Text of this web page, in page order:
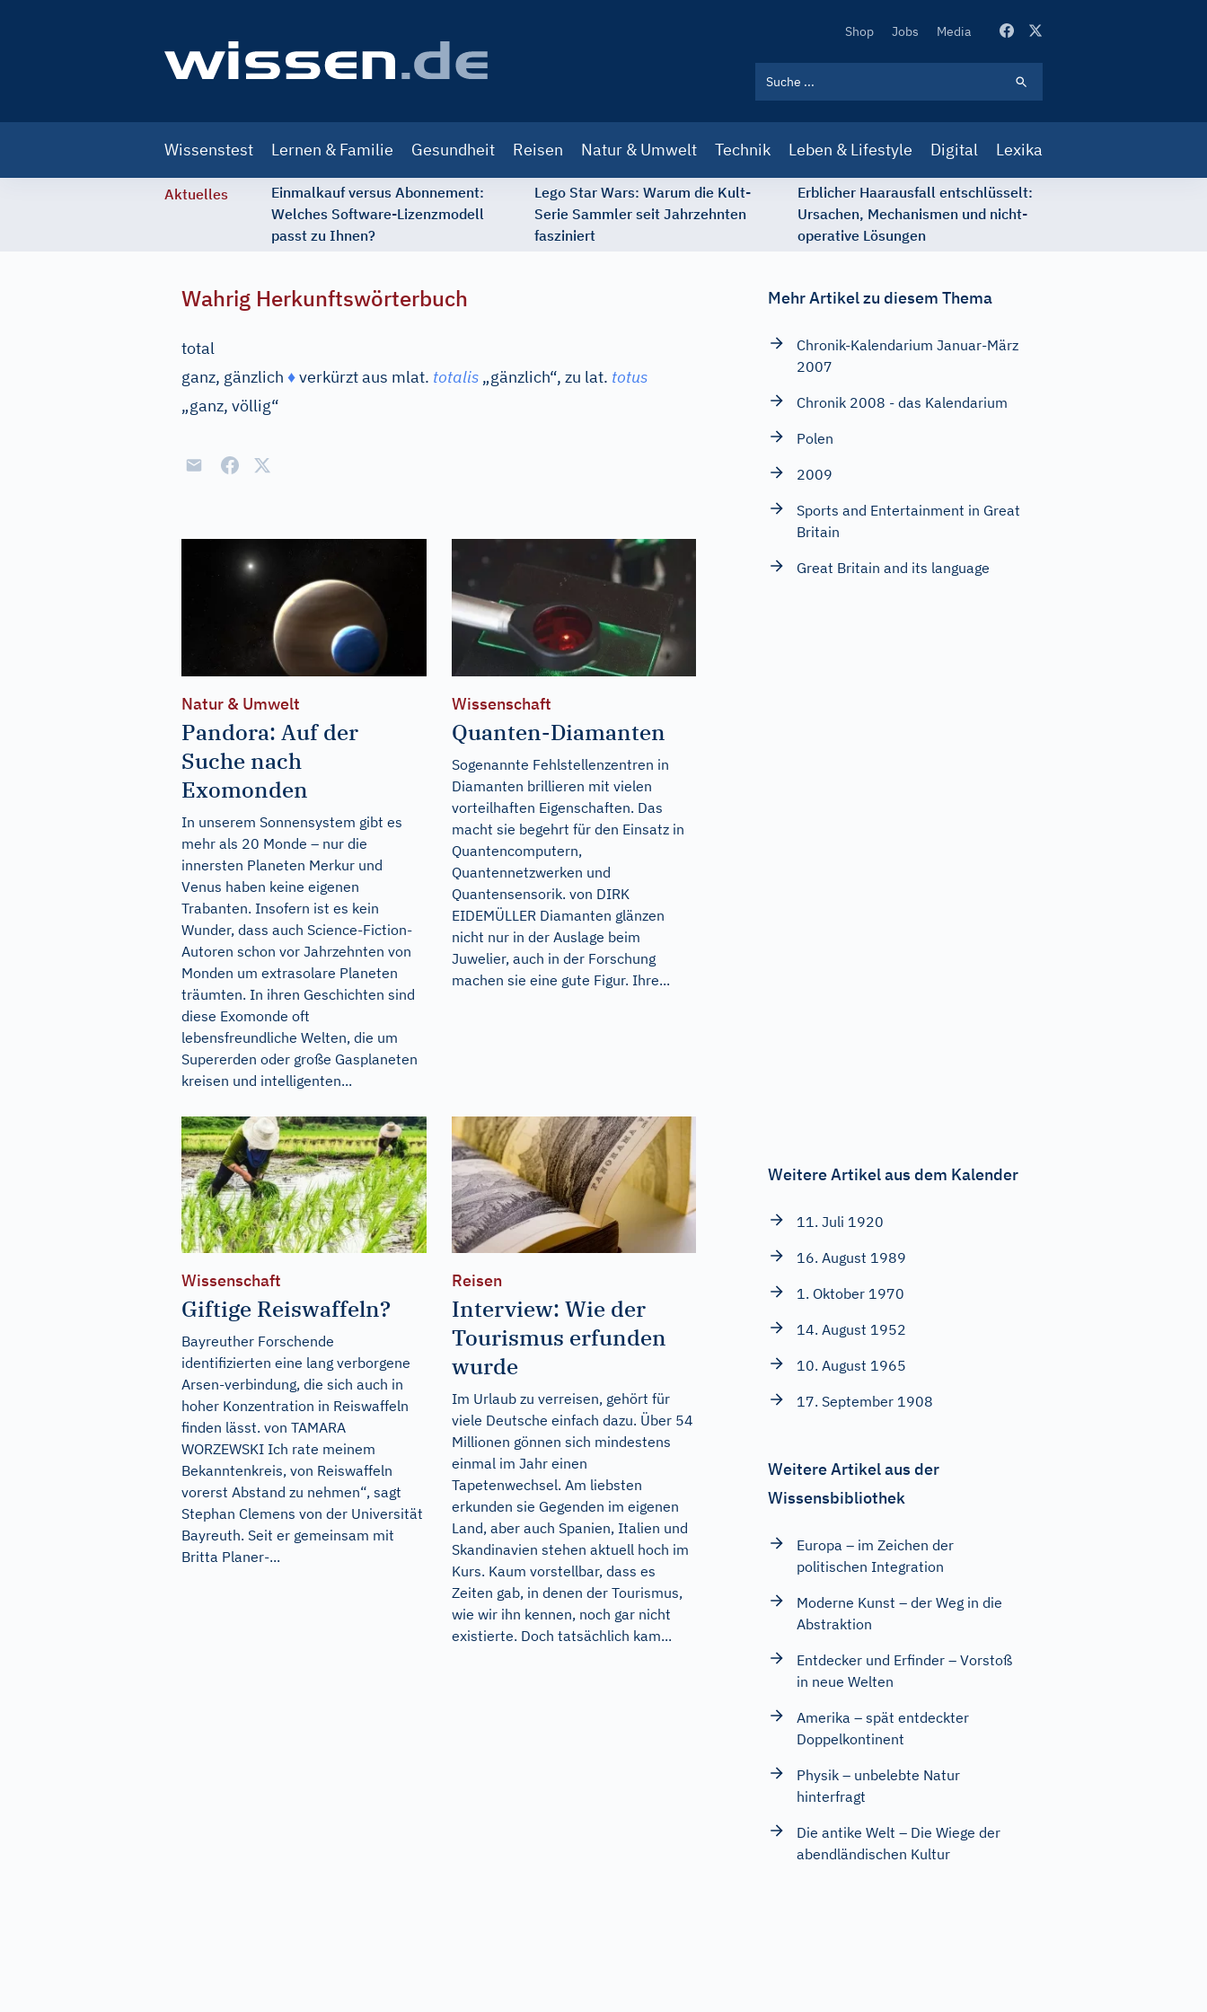
Secondary
Shop Jobs Media
navigation
Wissenstest Lernen & Familie Gesundheit Reisen Natur & Umwelt Technik Leben & Lifestyle Digital Lexika
Aktuelles
Einmalkauf versus Abonnement:
Welches Software-Lizenzmodell
passt zu Ihnen?
Lego Star Wars: Warum die Kult-
Serie Sammler seit Jahrzehnten
fasziniert
Erblicher Haarausfall entschlüsselt:
Ursachen, Mechanismen und nicht-
operative Lösungen
Wahrig Herkunftswörterbuch
total
ganz, gänzlich ♦verkürzt aus mlat. totalis „gänzlich“, zu lat. totus
„ganz, völlig“
Natur & Umwelt
Pandora: Auf der
Suche nach
Exomonden
In unserem Sonnensystem gibt es
mehr als 20 Monde – nur die
innersten Planeten Merkur und
Venus haben keine eigenen
Trabanten. Insofern ist es kein
Wunder, dass auch Science-Fiction-
Autoren schon vor Jahrzehnten von
Monden um extrasolare Planeten
träumten. In ihren Geschichten sind
diese Exomonde oft
lebensfreundliche Welten, die um
Supererden oder große Gasplaneten
kreisen und intelligenten...
Wissenschaft
Quanten-Diamanten
Sogenannte Fehlstellenzentren in
Diamanten brillieren mit vielen
vorteilhaften Eigenschaften. Das
macht sie begehrt für den Einsatz in
Quantencomputern,
Quantennetzwerken und
Quantensensorik. von DIRK
EIDEMÜLLER Diamanten glänzen
nicht nur in der Auslage beim
Juwelier, auch in der Forschung
machen sie eine gute Figur. Ihre...
Wissenschaft
Giftige Reiswaffeln?
Bayreuther Forschende
identifizierten eine lang verborgene
Arsen-verbindung, die sich auch in
hoher Konzentration in Reiswaffeln
finden lässt. von TAMARA
WORZEWSKI Ich rate meinem
Bekanntenkreis, von Reiswaffeln
vorerst Abstand zu nehmen“, sagt
Stephan Clemens von der Universität
Bayreuth. Seit er gemeinsam mit
Britta Planer-...
Reisen
Interview: Wie der
Tourismus erfunden
wurde
Im Urlaub zu verreisen, gehört für
viele Deutsche einfach dazu. Über 54
Millionen gönnen sich mindestens
einmal im Jahr einen
Tapetenwechsel. Am liebsten
erkunden sie Gegenden im eigenen
Land, aber auch Spanien, Italien und
Skandinavien stehen aktuell hoch im
Kurs. Kaum vorstellbar, dass es
Zeiten gab, in denen der Tourismus,
wie wir ihn kennen, noch gar nicht
existierte. Doch tatsächlich kam...
Mehr Artikel zu diesem Thema
Chronik-Kalendarium Januar-März
2007
Chronik 2008 - das Kalendarium
Polen
2009
Sports and Entertainment in Great
Britain
Great Britain and its language
Weitere Artikel aus dem Kalender
11. Juli 1920
16. August 1989
1. Oktober 1970
14. August 1952
10. August 1965
17. September 1908
Weitere Artikel aus der
Wissensbibliothek
Europa – im Zeichen der
politischen Integration
Moderne Kunst – der Weg in die
Abstraktion
Entdecker und Erfinder – Vorstoß
in neue Welten
Amerika – spät entdeckter
Doppelkontinent
Physik – unbelebte Natur
hinterfragt
Die antike Welt – Die Wiege der
abendländischen Kultur